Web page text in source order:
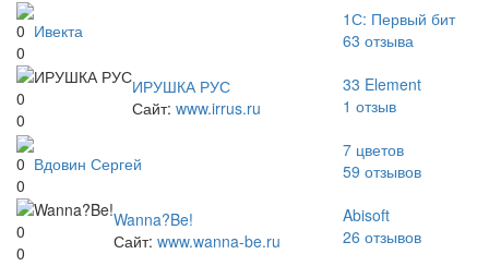
0
0
Ивекта
0
0
ИРУШКА РУС
Сайт: www.irrus.ru
0
0
Вдовин Сергей
0
0
Wanna?Be!
Сайт: www.wanna-be.ru
1С: Первый бит
63 отзыва
33 Element
1 отзыв
7 цветов
59 отзывов
Abisoft
26 отзывов